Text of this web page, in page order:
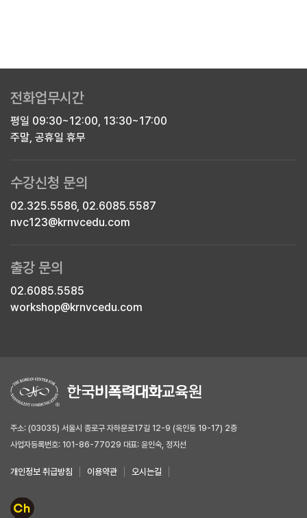
전화업무시간
평일 09:30~12:00, 13:30~17:00
주말, 공휴일 휴무
수강신청 문의
02.325.5586, 02.6085.5587
nvc123@krnvcedu.com
출강 문의
02.6085.5585
workshop@krnvcedu.com
주소: (03035) 서울시 종로구 자하문로17길 12-9 (옥인동 19-17) 2층
사업자등록번호: 101-86-77029 대표: 윤인숙, 정지선
개인정보 취급방침 이용약관 오시는길